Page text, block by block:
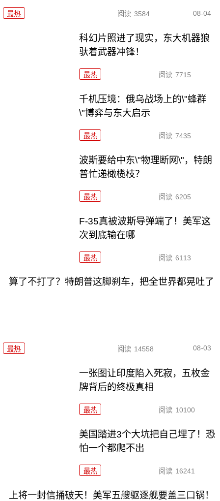
最热 阅读 3584 08-04
科幻片照进了现实，东大机器狼
驮着武器冲锋！
最热 阅读 7715
千机压境：俄乌战场上的\"蜂群
\"博弈与东大启示
最热 阅读 7435
波斯要给中东\"物理断网\"，特朗
普忙递橄榄枝？
最热 阅读 6205
F-35真被波斯导弹端了！美军这
次到底输在哪
最热 阅读 6113
算了不打了？特朗普这脚刹车，把全世界都晃吐了
最热 阅读 14558 08-03
一张图让印度陷入死寂，五枚金
牌背后的终极真相
最热 阅读 10100
美国踏进3个大坑把自己埋了！恐
怕一个都爬不出
最热 阅读 16241
上将一封信捅破天！美军五艘驱逐舰要盖三口锅！